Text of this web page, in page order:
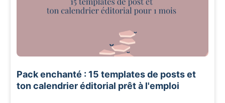
Pack enchanté : 15 templates de posts et
ton calendrier éditorial prêt à l'emploi